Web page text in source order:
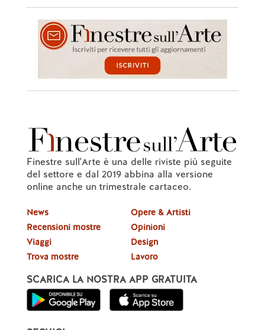
Finestre sull'Arte è una delle riviste più seguite
del settore e dal 2019 abbina alla versione
online anche un trimestrale cartaceo.
News
Recensioni mostre
Viaggi
Trova mostre
Opere & Artisti
Opinioni
Design
Lavoro
SCARICA LA NOSTRA APP GRATUITA